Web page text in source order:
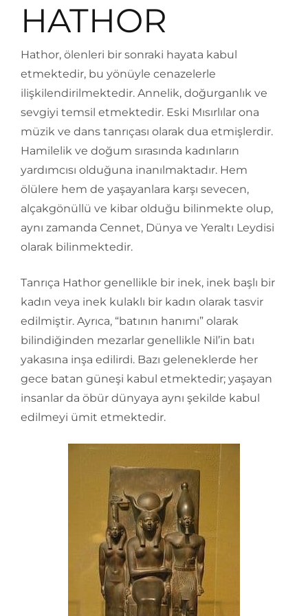
HATHOR
Hathor, ölenleri bir sonraki hayata kabul
etmektedir, bu yönüyle cenazelerle
ilişkilendirilmektedir. Annelik, doğurganlık ve
sevgiyi temsil etmektedir. Eski Mısırlılar ona
müzik ve dans tanrıçası olarak dua etmişlerdir.
Hamilelik ve doğum sırasında kadınların
yardımcısı olduğuna inanılmaktadır. Hem
ölülere hem de yaşayanlara karşı sevecen,
alçakgönüllü ve kibar olduğu bilinmekte olup,
aynı zamanda Cennet, Dünya ve Yeraltı Leydisi
olarak bilinmektedir.
Tanrıça Hathor genellikle bir inek, inek başlı bir
kadın veya inek kulaklı bir kadın olarak tasvir
edilmiştir. Ayrıca, “batının hanımı” olarak
bilindiğinden mezarlar genellikle Nil’in batı
yakasına inşa edilirdi. Bazı geleneklerde her
gece batan güneşi kabul etmektedir; yaşayan
insanlar da öbür dünyaya aynı şekilde kabul
edilmeyi ümit etmektedir.